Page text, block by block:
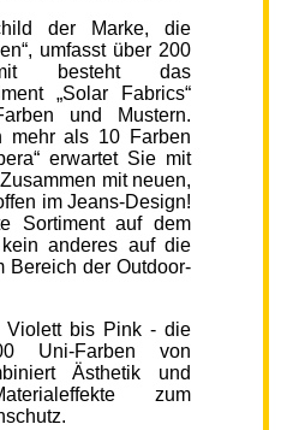
der Marke, die
umfasst über 200
besteht das
„Solar Fabrics“
und Mustern.
mehr als 10 Farben
erwartet Sie mit
mit neuen,
im Jeans-Design!
Sortiment auf dem
anderes auf die
Bereich der Outdoor-
Violett bis Pink - die
Uni-Farben von
Ästhetik und
zum